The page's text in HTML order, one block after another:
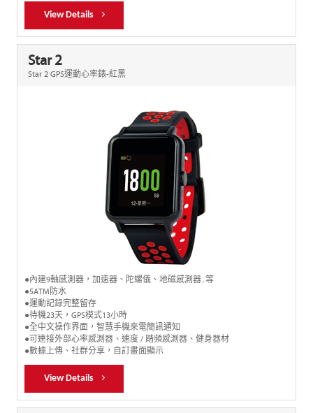
View Details
Star 2
Star 2 GPS運動心率錶-紅黑
●內建9軸感測器，加速器、陀螺儀、地磁感測器...等
●5ATM防水
●運動記錄完整留存
●待機23天，GPS模式13小時
●全中文操作界面，智慧手機來電簡訊通知
●可連接外部心率感測器、速度 / 踏頻感測器、健身器材
●數據上傳、社群分享，自訂畫面顯示
View Details